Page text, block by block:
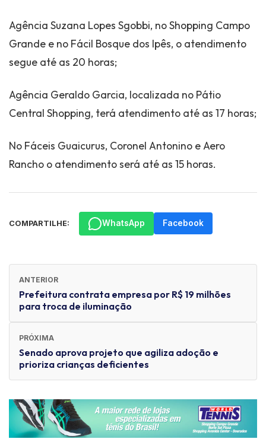
Agência Suzana Lopes Sgobbi, no Shopping Campo
Grande e no Fácil Bosque dos Ipês, o atendimento
segue até as 20 horas;
Agência Geraldo Garcia, localizada no Pátio
Central Shopping, terá atendimento até as 17 horas;
No Fáceis Guaicurus, Coronel Antonino e Aero
Rancho o atendimento será até as 15 horas.
COMPARTILHE: WhatsApp Facebook
ANTERIOR
Prefeitura contrata empresa por R$ 19 milhões
para troca de iluminação
PRÓXIMA
Senado aprova projeto que agiliza adoção e
prioriza crianças deficientes